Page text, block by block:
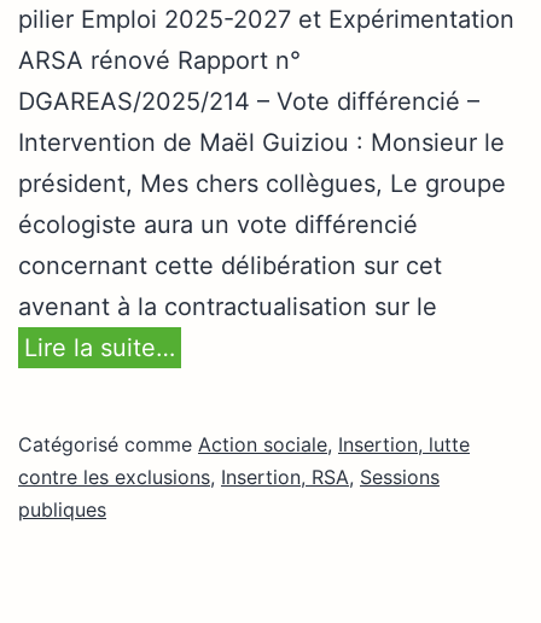
pilier Emploi 2025-2027 et Expérimentation
ARSA rénové Rapport n°
DGAREAS/2025/214 – Vote différencié –
Intervention de Maël Guiziou : Monsieur le
président, Mes chers collègues, Le groupe
écologiste aura un vote différencié
concernant cette délibération sur cet
avenant à la contractualisation sur le
Lire la suite…
Catégorisé comme Action sociale, Insertion, lutte
contre les exclusions, Insertion, RSA, Sessions
publiques